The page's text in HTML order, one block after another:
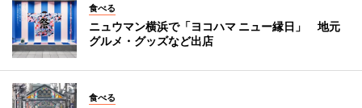
食べる
ニュウマン横浜で「ヨコハマ ニュー縁日」 地元
グルメ・グッズなど出店
食べる